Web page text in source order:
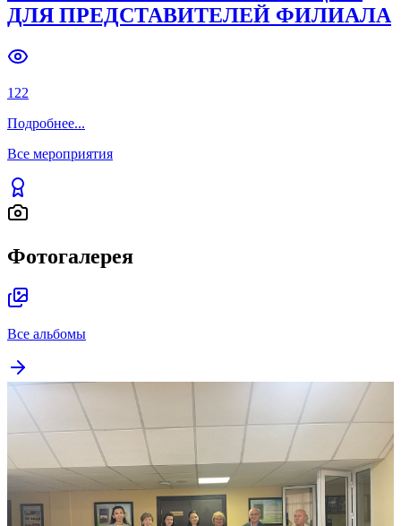
ОТ АКАДЕМИЧЕСКИХ ПОДХОДОВ
ДО ЖИВОГО ДИАЛОГА СО
СТУДЕНТАМИ: В КАЗАХСТАНЕ
ПРОДОЛЖАЮТСЯ КУРСЫ
ПОВЫШЕНИЯ КВАЛИФИКАЦИИ
ДЛЯ ПРЕДСТАВИТЕЛЕЙ ФИЛИАЛА